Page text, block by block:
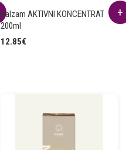
Balzam AKTIVNI KONCENTRAT
200ml
12.85€